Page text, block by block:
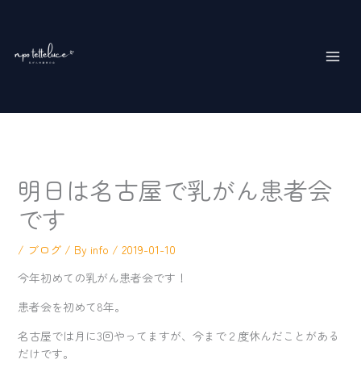
プ
明日は名古屋で乳がん患者会
です
/ ブログ/ By info / 2019-01-10
今年初めての乳がん患者会です！
患者会を初めて8年。
名古屋では月に3回やってますが、今まで２度休んだことがある
だけです。